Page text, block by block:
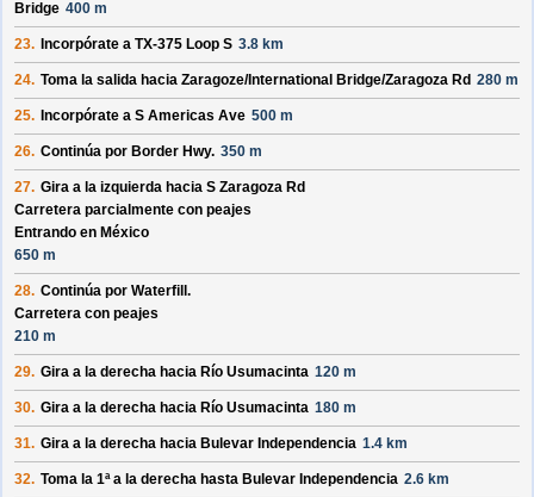
Bridge 400 m
23. Incorpórate a TX-375 Loop S 3.8 km
24. Toma la salida hacia Zaragoze/International Bridge/Zaragoza Rd 280 m
25. Incorpórate a S Americas Ave 500 m
26. Continúa por Border Hwy. 350 m
27. Gira a la izquierda hacia S Zaragoza Rd
Carretera parcialmente con peajes
Entrando en México
650 m
28. Continúa por Waterfill .
Carretera con peajes
210 m
29. Gira a la derecha hacia Río Usumacinta 120 m
30. Gira a la derecha hacia Río Usumacinta 180 m
31. Gira a la derecha hacia Bulevar Independencia 1.4 km
32. Toma la 1ª a la derecha hasta Bulevar Independencia 2.6 km